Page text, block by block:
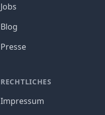
Jobs
Blog
Presse
RECHTLICHES
Impressum